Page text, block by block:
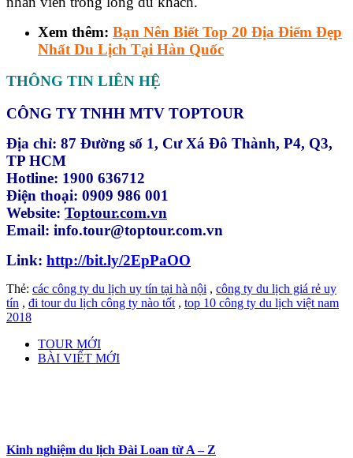
Xem thêm: Bạn Nên Biết Top 20 Địa Điểm Đẹp
Nhất Du Lịch Tại Hàn Quốc
THÔNG TIN LIÊN HỆ
CÔNG TY TNHH MTV TOPTOUR
Địa chỉ: 87 Đường số 1, Cư Xá Đô Thành, P4, Q3,
TP HCM
Hotline: 1900 636712
Điện thoại: 0909 986 001
Website: Toptour.com.vn
Email: info.tour@toptour.com.vn
Link: http://bit.ly/2EpPaOO
Thẻ: các công ty du lịch uy tín tại hà nội , công ty du lịch giá rẻ uy
tín , đi tour du lịch công ty nào tốt , top 10 công ty du lịch việt nam
2018
TOUR MỚI
BÀI VIẾT MỚI
Kinh nghiệm du lịch Đài Loan từ A – Z